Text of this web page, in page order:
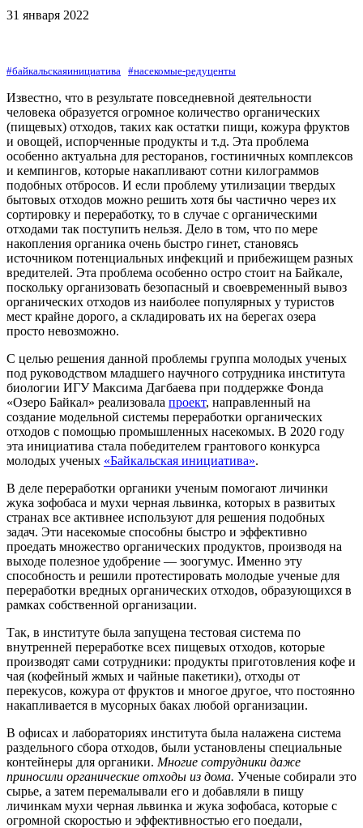
31 января 2022
#байкальскаяинициатива #насекомые-редуценты
Известно, что в результате повседневной деятельности
человека образуется огромное количество органических
(пищевых) отходов, таких как остатки пищи, кожура фруктов
и овощей, испорченные продукты и т.д. Эта проблема
особенно актуальна для ресторанов, гостиничных комплексов
и кемпингов, которые накапливают сотни килограммов
подобных отбросов. И если проблему утилизации твердых
бытовых отходов можно решить хотя бы частично через их
сортировку и переработку, то в случае с органическими
отходами так поступить нельзя. Дело в том, что по мере
накопления органика очень быстро гинет, становясь
источником потенциальных инфекций и прибежищем разных
вредителей. Эта проблема особенно остро стоит на Байкале,
поскольку организовать безопасный и своевременный вывоз
органических отходов из наиболее популярных у туристов
мест крайне дорого, а складировать их на берегах озера
просто невозможно.
С целью решения данной проблемы группа молодых ученых
под руководством младшего научного сотрудника института
биологии ИГУ Максима Дагбаева при поддержке Фонда
«Озеро Байкал» реализовала проект, направленный на
создание модельной системы переработки органических
отходов с помощью промышленных насекомых. В 2020 году
эта инициатива стала победителем грантового конкурса
молодых ученых «Байкальская инициатива».
В деле переработки органики ученым помогают личинки
жука зофобаса и мухи черная львинка, которых в развитых
странах все активнее используют для решения подобных
задач. Эти насекомые способны быстро и эффективно
проедать множество органических продуктов, производя на
выходе полезное удобрение — зоогумус. Именно эту
способность и решили протестировать молодые ученые для
переработки вредных органических отходов, образующихся в
рамках собственной организации.
Так, в институте была запущена тестовая система по
внутренней переработке всех пищевых отходов, которые
производят сами сотрудники: продукты приготовления кофе и
чая (кофейный жмых и чайные пакетики), отходы от
перекусов, кожура от фруктов и многое другое, что постоянно
накапливается в мусорных баках любой организации.
В офисах и лабораториях института была налажена система
раздельного сбора отходов, были установлены специальные
контейнеры для органики. Многие сотрудники даже
приносили органические отходы из дома. Ученые собирали это
сырье, а затем перемалывали его и добавляли в пищу
личинкам мухи черная львинка и жука зофобаса, которые с
огромной скоростью и эффективностью его поедали,